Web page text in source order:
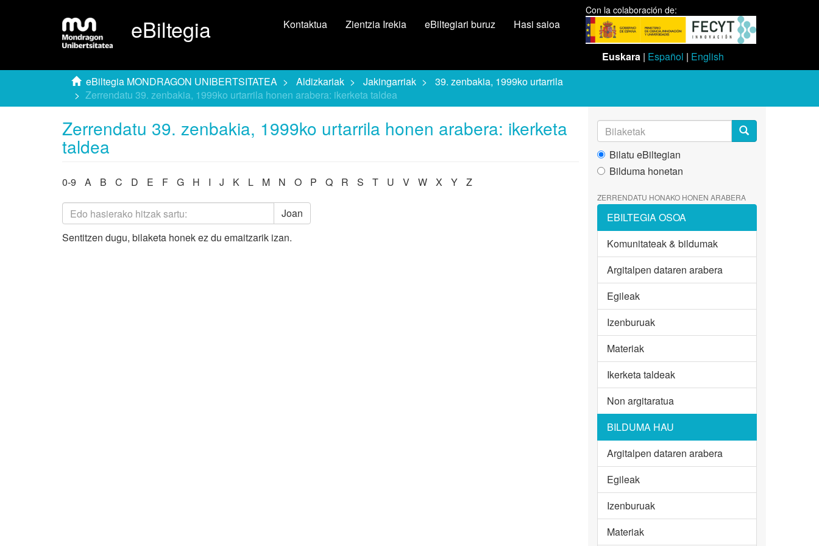
eBiltegia
Con la colaboración de:
Euskara | Español | English
Kontaktua Zientzia Irekia eBiltegiari buruz Hasi saioa
eBiltegia MONDRAGON UNIBERTSITATEA Aldizkariak Jakingarriak
39. zenbakia, 1999ko urtarrila
Zerrendatu 39. zenbakia, 1999ko urtarrila honen arabera: ikerketa taldea
Zerrendatu 39. zenbakia, 1999ko urtarrila honen arabera: ikerketa
taldea
0-9 A B C D E F G H I J K L M N O P Q R S T U V W X Y Z
Joan
Sentitzen dugu, bilaketa honek ez du emaitzarik izan.
Bilatu eBiltegian
Bilduma honetan
ZERRENDATU HONAKO HONEN ARABERA
EBILTEGIA OSOA
Komunitateak & bildumak
Argitalpen dataren arabera
Egileak
Izenburuak
Materiak
Ikerketa taldeak
Non argitaratua
BILDUMA HAU
Argitalpen dataren arabera
Egileak
Izenburuak
Materiak